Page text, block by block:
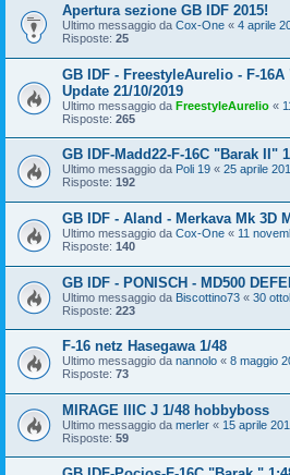
Apertura sezione GB IDF 2015!
Ultimo messaggio da Cox-One « 4 aprile
Risposte: 25
GB IDF - FreestyleAurelio - F-16A
Update 21/10/2019
Ultimo messaggio da FreestyleAurelio «
Risposte: 265
GB IDF-Madd22-F-16C "Barak II"
Ultimo messaggio da Poli 19 « 25 aprile
Risposte: 192
GB IDF - Aland - Merkava Mk 3D
Ultimo messaggio da Cox-One « 11
Risposte: 140
GB IDF - PONISCH - MD500
Ultimo messaggio da Biscottino73 « 30
Risposte: 223
F-16 netz Hasegawa 1/48
Ultimo messaggio da nannolo « 8 maggio
Risposte: 73
MIRAGE IIIC J 1/48 hobbyboss
Ultimo messaggio da merler « 15 aprile
Risposte: 59